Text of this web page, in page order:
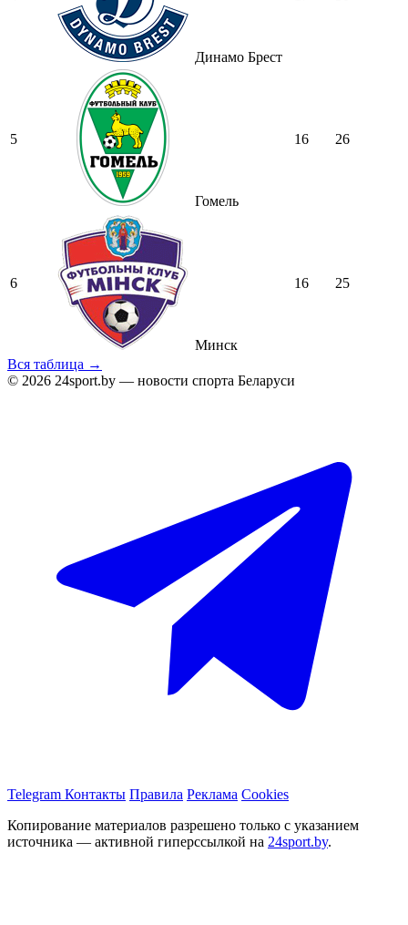
Динамо Брест
5
Гомель
16 26
6
Минск
16 25
Вся таблица →
© 2026 24sport.by — новости спорта Беларуси
Telegram Контакты Правила Реклама Cookies
Копирование материалов разрешено только с указанием
источника — активной гиперссылкой на 24sport.by.